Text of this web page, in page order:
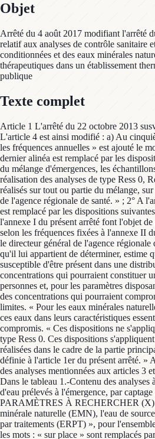
Objet
Arrêté du 4 août 2017 modifiant l'arrêté
relatif aux analyses de contrôle sanitaire
conditionnées et des eaux minérales
thérapeutiques dans un établissement
publique
Texte complet
Article 1 L'arrêté du 22 octobre 2013
L'article 4 est ainsi modifié : a) Au
les fréquences annuelles » est ajouté le
dernier alinéa est remplacé par les
du mélange d'émergences, les
réalisation des analyses de type Ress 0,
réalisés sur tout ou partie du mélange,
de l'agence régionale de santé. » ; 2° A
est remplacé par les dispositions
l'annexe I du présent arrêté font l'objet de
selon les fréquences fixées à l'annexe II
le directeur général de l'agence régionale
qu'il lui appartient de déterminer, estime
susceptible d'être présent dans une
concentrations qui pourraient constituer
personnes et, pour les paramètres
des concentrations qui pourraient
limites. « Pour les eaux minérales
ces eaux dans leurs caractéristiques
compromis. « Ces dispositions ne
type Ress 0. Ces dispositions
réalisées dans le cadre de la partie
définie à l'article 1er du présent arrêté. »
des analyses mentionnées aux articles 3
Dans le tableau 1.-Contenu des analyses
d'eau prélevés à l'émergence, par
PARAMÈTRES À RECHERCHER (X)
minérale naturelle (EMN), l'eau de
par traitements (ERPT) », pour
les mots : « sur place » sont remplacés